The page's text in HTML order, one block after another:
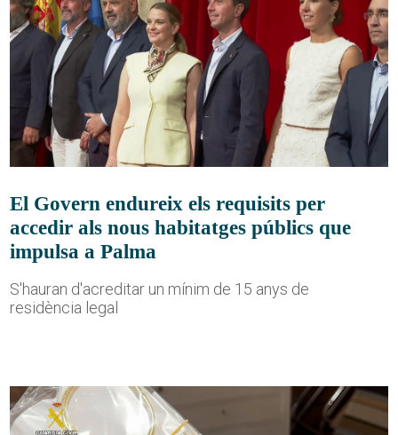
El Govern endureix els requisits per
accedir als nous habitatges públics que
impulsa a Palma
S'hauran d'acreditar un mínim de 15 anys de
residència legal